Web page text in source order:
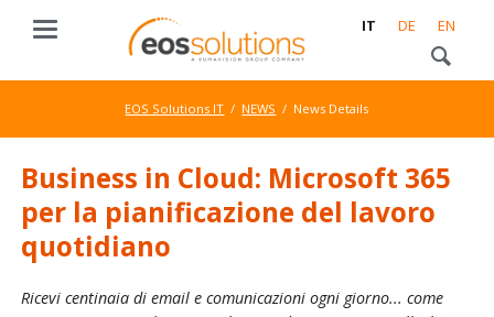
IT DE EN
EOS Solutions IT NEWS News Details
Business in Cloud: Microsoft 365
per la pianificazione del lavoro
quotidiano
Ricevi centinaia di email e comunicazioni ogni giorno... come